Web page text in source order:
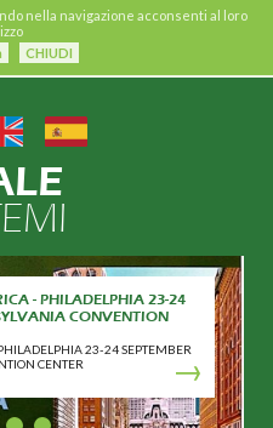
nella navigazione acconsenti al loro
CHIUDI
- PHILADELPHIA 23-24
CONVENTION
23-24 SEPTEMBER
CENTER